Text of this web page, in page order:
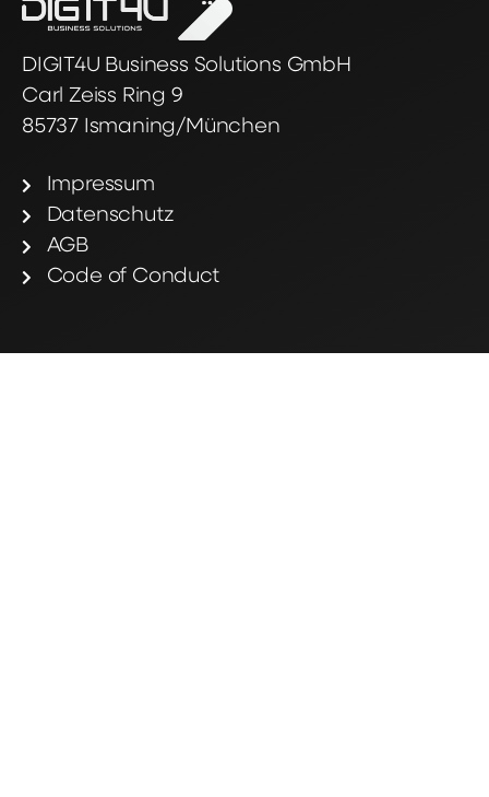
DIGIT4U Business Solutions GmbH
Carl Zeiss Ring 9
85737 Ismaning/München
Impressum
Datenschutz
AGB
Code of Conduct